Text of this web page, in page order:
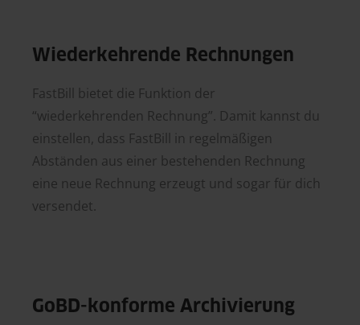
Wiederkehrende Rechnungen
FastBill bietet die Funktion der
“wiederkehrenden Rechnung”. Damit kannst du
einstellen, dass FastBill in regelmäßigen
Abständen aus einer bestehenden Rechnung
eine neue Rechnung erzeugt und sogar für dich
versendet.
GoBD-konforme Archivierung